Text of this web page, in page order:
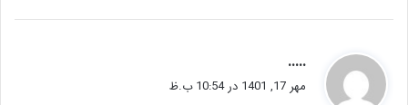
.....
ف مهر 17, 1401 در 10:54 ب.ظ